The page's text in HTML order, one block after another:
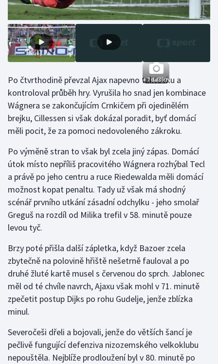
Plážový volejbal
Ragby
Rychlobruslení
Rychlostní kanoistika
Short track
Sportovní střelba
Stolní tenis
Triatlon
Veslování
Vodní slalom
Volejbal
Ostatní
+ 7 dalších
Po čtvrthodině převzal Ajax napevno taktovku a
kontroloval průběh hry. Vyrušila ho snad jen kombinace
Wágnera se zakončujícím Crnkičem při ojedinělém
brejku, Cillessen si však dokázal poradit, byť domácí
měli pocit, že za pomoci nedovoleného zákroku.
Po výměně stran to však byl zcela jiný zápas. Domácí
útok místo nepříliš pracovitého Wágnera rozhýbal Tecl
a právě po jeho centru a ruce Riedewalda měli domácí
možnost kopat penaltu. Tady už však má shodný
scénář prvního utkání zásadní odchylku - jeho smolař
Greguš na rozdíl od Milika trefil v 58. minutě pouze
levou tyč.
Brzy poté přišla další zápletka, když Bazoer zcela
zbytečně na polovině hřiště nešetrně fauloval a po
druhé žluté kartě musel s červenou do sprch. Jablonec
měl od té chvíle navrch, Ajaxu však mohl v 71. minutě
zpečetit postup Dijks po rohu Gudelje, jenže zblízka
minul.
Severočeši dřeli a bojovali, jenže do větších šancí je
pečlivě fungující defenziva nizozemského velkoklubu
nepouštěla. Nejblíže prodloužení byl v 80. minutě po